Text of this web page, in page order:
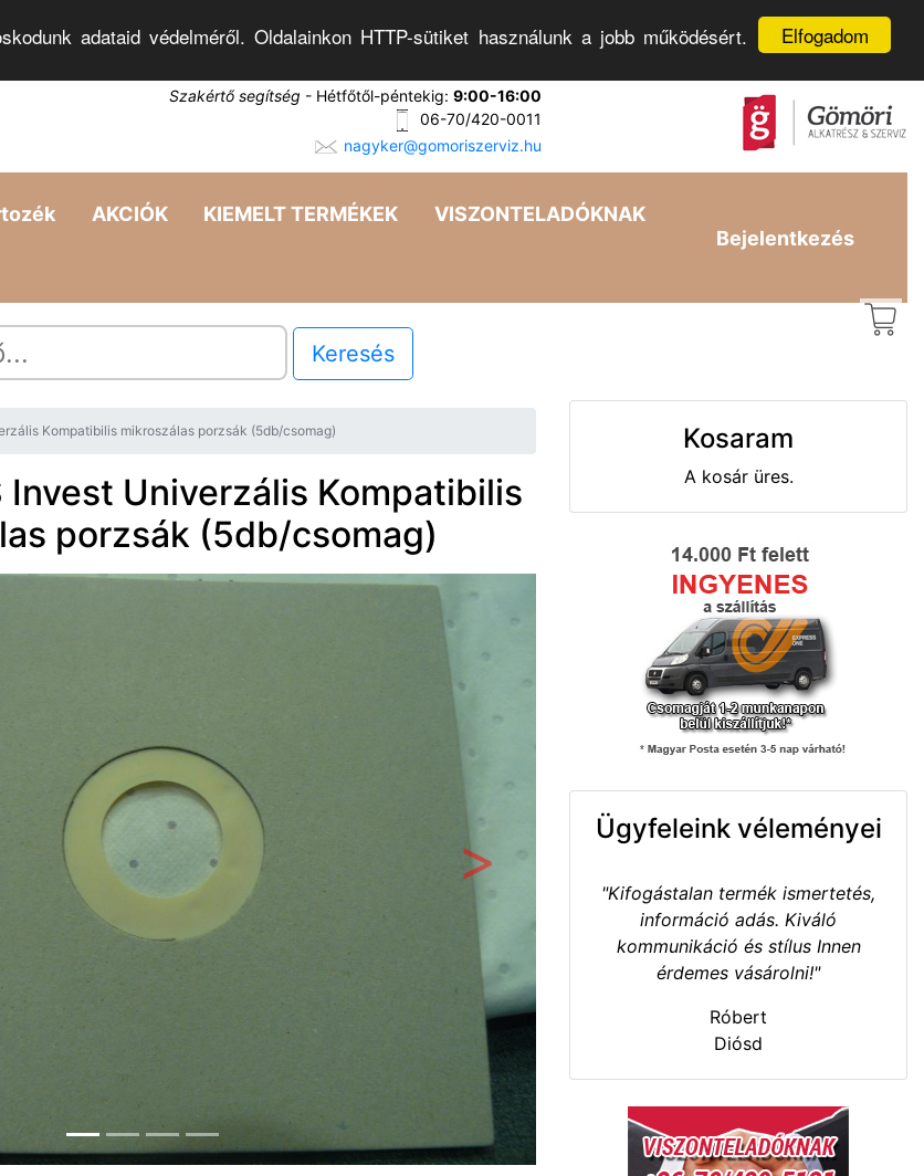
Elfogadom
adataid védelméről. Oldalainkon HTTP-sütiket használunk a jobb működésért.
Szakértő segítség - Hétfőtől-péntekig: 9:00-16:00
06-70/420-0011
nagyker@gomoriszerviz.hu
AKCIÓK KIEMELT TERMÉKEK VISZONTELADÓKNAK
Bejelentkezés
Keresés
Kompatibilis mikroszálas porzsák (5db/csomag)
Invest Univerzális Kompatibilis
porzsák (5db/csomag)
Kosaram
A kosár üres.
Ügyfeleink véleményei
"Kifogástalan termék ismertetés,
információ adás. Kiváló
kommunikáció és stílus Innen
érdemes vásárolni!"
Róbert
Diósd